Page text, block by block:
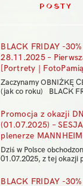
POSTY
BLACK FRIDAY -
28.11.2025 –
[Portrety |
Zaczynamy OBNIŻKĘ
(jak co roku) BLACK
Promocja z okazji
(01.07.2025) –
plenerze MANNHEIM
Dziś w Polsce
01.07.2025, z tej okazji
BLACK FRIDAY -